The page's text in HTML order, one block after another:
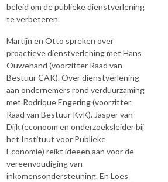
beleid om de publieke dienstverlening
te verbeteren.
Martijn en Otto spreken over
proactieve dienstverlening met Hans
Ouwehand (voorzitter Raad van
Bestuur CAK). Over dienstverlening
aan ondernemers rond verduurzaming
met Rodrique Engering (voorzitter
Raad van Bestuur KvK). Jasper van
Dijk (econoom en onderzoeksleider bij
het Instituut voor Publieke
Economie) reikt ideeën aan voor de
vereenvoudiging van
inkomensondersteuning. En Loes